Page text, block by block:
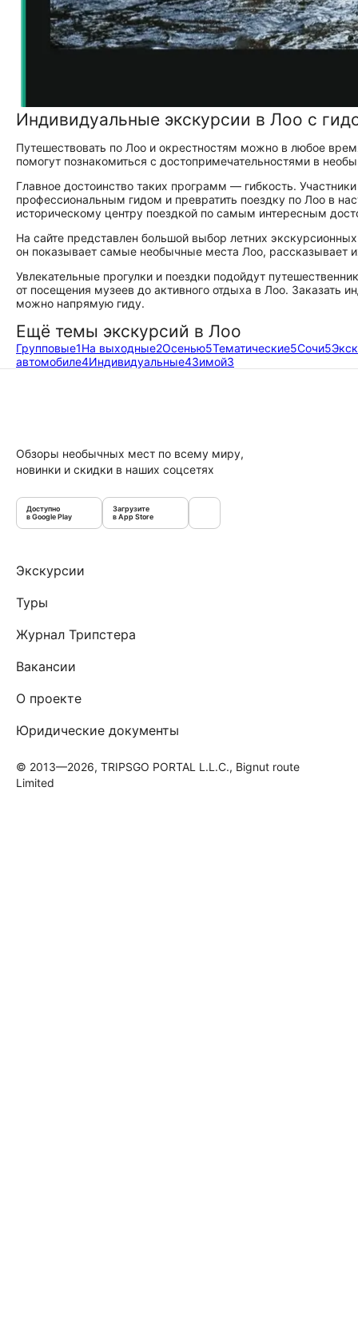
Индивидуальные экскурсии в Лоо с
Путешествовать по Лоо и окрестностям можно в любое
помогут познакомиться с достопримечательностями в
Главное достоинство таких программ — гибкость.
профессиональным гидом и превратить поездку по Лоо в
историческому центру поездкой по самым интересным
На сайте представлен большой выбор летних
он показывает самые необычные места Лоо, рассказывает
Увлекательные прогулки и поездки подойдут
от посещения музеев до активного отдыха в Лоо.
можно напрямую гиду.
Ещё темы экскурсий в Лоо
Групповые1На выходные2Осенью5Тематические5Сочи5
автомобиле4Индивидуальные4Зимой3
Обзоры необычных мест по всему миру,
новинки и скидки в наших соцсетях
Доступно
в Google Play
Загрузите
в App Store
Экскурсии
Туры
Журнал Трипстера
Вакансии
О проекте
Юридические документы
© 2013—2026, TRIPSGO PORTAL L.L.C., Bignut route
Limited